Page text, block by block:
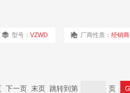
型号：VZWD 厂商性质：经销商
下一页 末页 跳转到第 页